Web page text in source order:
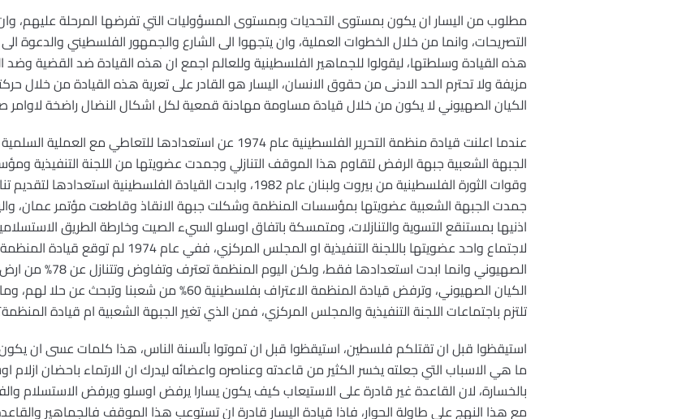
مطلوب من اليسار ان يكون بمستوى التحديات وبمستوى المسؤوليات التي تفرضها المرحلة
التصريحات، وانما من خلال الخطوات العملية، وان يتجهوا الى الشارع والجمهور الفلسطيني والدعوة الى
هذه القيادة وسلطتها، ليقولوا للجماهير الفلسطينية وللعالم اجمع ان هذه القيادة ضد القضية وضد
مزيفة ولا تحترم الحد الادنى من حقوق الانسان، اليسار هو القادر على تعرية هذه القيادة من خلال
الكيان الصهيوني لا يكون من خلال قيادة مساومة مهادنة قمعية لكل اشكال النضال راضخة لاوامر
عندما اعلنت قيادة منظمة التحرير الفلسطينية عام 1974 عن استعدادها
الجبهة الشعبية جبهة الرفض لتقاوم هذا الموقف التنازلي وجمدت عضويتها من اللجنة التنفيذية
جمدت الجبهة الشعبية عضويتها بمؤسسات المنظمة وشكلت جبهة الانقاذ وقاطعت مؤتمر عمان،
اذنيها بمستنقع التسوية والتنازلات، ومتمسكة باتفاق اوسلو السيء الصيت وخارطة الطريق
لاجتماع واحد عضويتها باللجنة التنفيذية او
الصهيوني وانما ابدت
الكيان الصهيوني، وترفض قيادة المنظمة الاعتراف بفلسطينية
تلتزم باجتماعات اللجنة التنفيذية والمجلس المركزي، فمن الذي تغير الجبهة الشعبية ام قيادة
استيقظوا قبل ان تقتلكم فلسطين، استيقظوا قبل ان تموتوا بآلسنة الناس، هذا كلمات عسى ان
ما هي الاسباب التي جعلته يخسر الكثير من قاعدته وعناصره واعضائه ليدرك ان الارتماء باحضان ازلام
بالخسارة، لان القاعدة غير قادرة على الاستيعاب كيف يكون يسارا يرفض اوسلو ويرفض الاستسلام
مع هذا النهج على طاولة الحوار، فاذا قيادة اليسار قادرة ان تستوعب هذا الموقف فالجماهير